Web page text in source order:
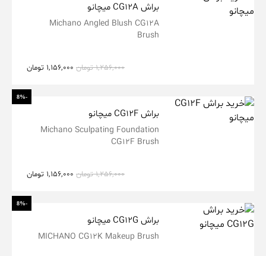
براش CG12A میچانو
Michano Angled Blush CG12A
Brush
1,256,000 تومان 1,156,000 تومان
-8%
براش CG12F میچانو
Michano Sculpating Foundation
CG12F Brush
1,256,000 تومان 1,156,000 تومان
-8%
براش CG12G میچانو
MICHANO CG12K Makeup Brush